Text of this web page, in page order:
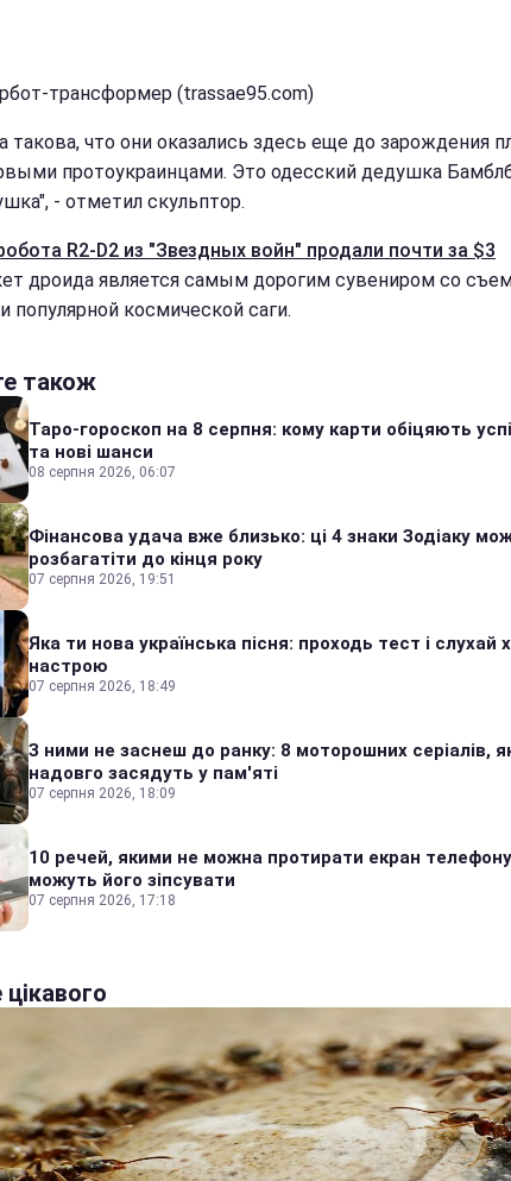
трансформер (trassae95.com)
такова, что они оказались здесь еще до зарождения
протоукраинцами. Это одесский дедушка
- отметил скульптор.
R2-D2 из "Звездных войн" продали почти за $3
дроида является самым дорогим сувениром со
популярной космической саги.
також
Таро-гороскоп на 8 серпня: кому карти обіцяють
та нові шанси
08 серпня 2026, 06:07
Фінансова удача вже близько: ці 4 знаки Зодіаку
розбагатіти до кінця року
07 серпня 2026, 19:51
Яка ти нова українська пісня: проходь тест і слухай
настрою
07 серпня 2026, 18:49
З ними не заснеш до ранку: 8 моторошних серіалів,
надовго засядуть у пам'яті
07 серпня 2026, 18:09
10 речей, якими не можна протирати екран
можуть його зіпсувати
07 серпня 2026, 17:18